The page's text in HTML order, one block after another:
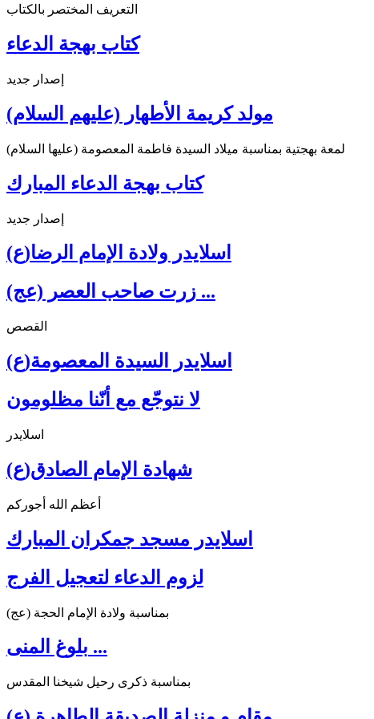
التعريف المختصر بالكتاب
كتاب بهجة الدعاء
إصدار جديد
مولد كريمة الأطهار (عليهم السلام)
لمعة بهجتية بمناسبة ميلاد السيدة فاطمة المعصومة (عليها السلام)
كتاب بهجة الدعاء المبارك
إصدار جديد
اسلايدر ولادة الإمام الرضا(ع)
زرت صاحب العصر (عج) ...
القصص
اسلايدر السيدة المعصومة(ع)
لا نتوجّع مع أنّنا مظلومون
اسلايدر
شهادة الإمام الصادق(ع)
أعظم الله أجوركم
اسلايدر مسجد جمكران المبارك
لزوم الدعاء لتعجيل الفرج
بمناسبة ولادة الإمام الحجة (عج)
بلوغ المنى ...
بمناسبة ذكرى رحيل شيخنا المقدس